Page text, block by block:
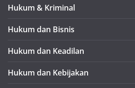
Hukum & Kriminal
Hukum dan Bisnis
Hukum dan Keadilan
Hukum dan Kebijakan